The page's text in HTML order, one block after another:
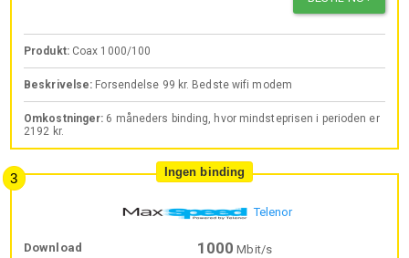
Produkt: Coax 1000/100
Beskrivelse: Forsendelse 99 kr. Bedste wifi modem
Omkostninger: 6 måneders binding, hvor mindsteprisen i perioden er
2192 kr.
Ingen binding
Telenor
Download 1000 Mbit/s